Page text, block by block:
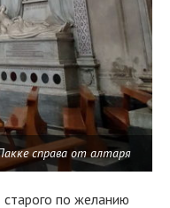
справа от алтаря
по желанию